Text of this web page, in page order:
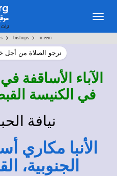
Toggle
navigation
> bishops > meem
نرجو الصلاة من أجل
الآباء
في الكنيسة
نيافة
الأنبا مكاري
الجنوبية،